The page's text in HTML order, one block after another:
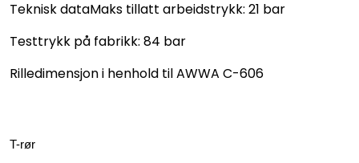
Teknisk dataMaks tillatt arbeidstrykk: 21 bar
Testtrykk på fabrikk: 84 bar
Rilledimensjon i henhold til AWWA C-606
T-rør